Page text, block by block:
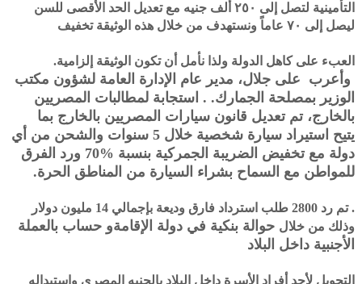
التأمينية لتصل إلى ٢٥٠ ألف جنيه مع تعديل الحد الأقصى للسن
ليصل إلى ۷۰ عاماً ونستهدف من خلال هذه الوثيقة تخفيف
العبء على كاهل الدولة ولذا نأمل أن تكون الوثيقة إلزامية.
وأعرب على جلال، مدير عام الإدارة العامة لشؤون مكتب
الوزير بمصلحة الجمارك. . استجابة لمطالبات المصريين
بالخارج، تم تعديل قانون سيارات المصريين بالخارج بما
يتيح
استيراد سيارة شخصية خلال 5 سنوات والشحن من أي
دولة مع تخفيض الضريبة الجمركية بنسبة
%70 ورد الفرق
للمواطن مع السماح بشراء السيارة من المناطق الحرة.
. تم رد 2800 طلب استرداد فارق وديعة بإجمالي 14 مليون دولار
وذلك من خلال حوالة بنكية في دولة الإقامةو حساب بالعملة
الأجنبية داخل البلاد
التحويل لأحد أفراد الأسرة داخل البلاد بالجنيه المصري واستبداله